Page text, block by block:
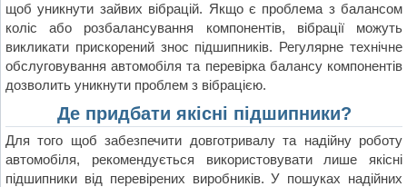
щоб уникнути зайвих вібрацій. Якщо є проблема з балансом
коліс або розбалансування компонентів, вібрації можуть
викликати прискорений знос підшипників. Регулярне технічне
обслуговування автомобіля та перевірка балансу компонентів
дозволить уникнути проблем з вібрацією.
Де придбати якісні підшипники?
Для того щоб забезпечити довготривалу та надійну роботу
автомобіля, рекомендується використовувати лише якісні
підшипники від перевірених виробників. У пошуках надійних